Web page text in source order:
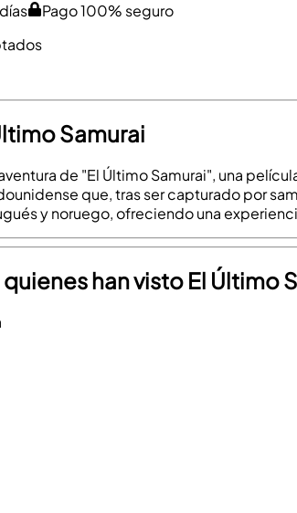
Pago 100% seguro
Samurai
de "El Último Samurai", una
que, tras ser capturado por
y noruego, ofreciendo una
han visto El Último